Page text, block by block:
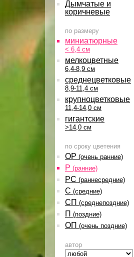
Дымчатые и
коричневые
по размеру
миниатюрные
< 6,4 см
мелкоцветные
6,4-8,9 см
среднецветковые
8,9-11,4 см
крупноцветковые
11,4-14,0 см
гигантские
>14,0 см
по сроку цветения
ОР (очень ранние)
Р (ранние)
РС (раннесредние)
С (средние)
СП (среднепоздние)
П (поздние)
ОП (очень поздние)
автор